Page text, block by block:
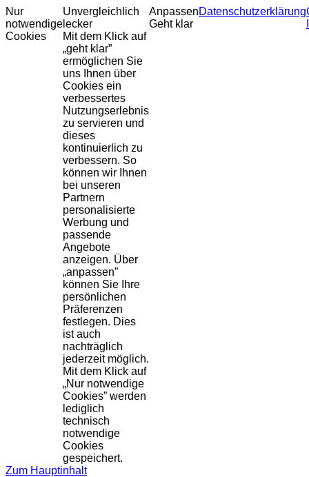
Nur
notwendige
Cookies
Unvergleichlich
lecker
Mit dem Klick auf
„geht klar”
ermöglichen Sie
uns Ihnen über
Cookies ein
verbessertes
Nutzungserlebnis
zu servieren und
dieses
kontinuierlich zu
verbessern. So
können wir Ihnen
bei unseren
Partnern
personalisierte
Werbung und
passende
Angebote
anzeigen. Über
„anpassen”
können Sie Ihre
persönlichen
Präferenzen
festlegen. Dies
ist auch
nachträglich
jederzeit möglich.
Mit dem Klick auf
„Nur notwendige
Cookies” werden
lediglich
technisch
notwendige
Cookies
gespeichert.
Anpassen
Geht klar
Datenschutzerklärung
Zum Hauptinhalt